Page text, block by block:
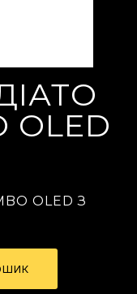
OLED
OLED З